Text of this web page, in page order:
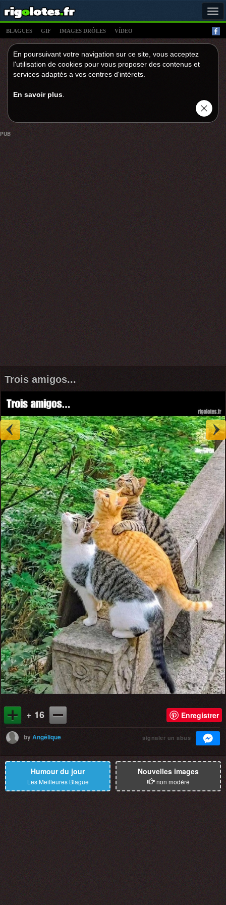
BLAGUES GIF IMAGES DRÔLES VÍDEO
En poursuivant votre navigation sur ce site, vous acceptez
l'utilisation de cookies pour vous proposer des contenus et
services adaptés a vos centres d'intérets.
En savoir plus
PUB
Trois amigos...
+ 16 Enregistrer
byAngélique signaler un abus
Humour du jour
Les Meilleures Blague
Nouvelles images
non modéré